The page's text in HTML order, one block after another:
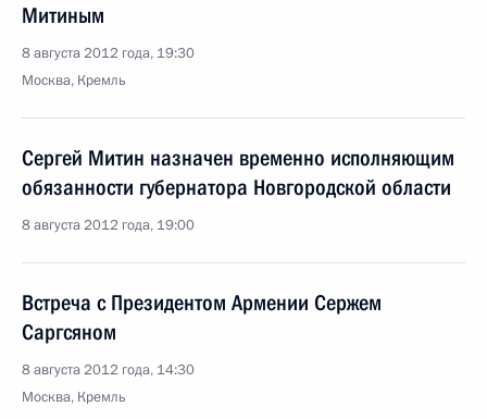
Митиным
8 августа 2012 года, 19:30
Москва, Кремль
Сергей Митин назначен временно исполняющим
обязанности губернатора Новгородской области
8 августа 2012 года, 19:00
Встреча с Президентом Армении Сержем
Саргсяном
8 августа 2012 года, 14:30
Москва, Кремль